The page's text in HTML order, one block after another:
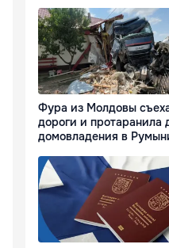
Фура из Молдовы
дороги и протаранила
домовладения в